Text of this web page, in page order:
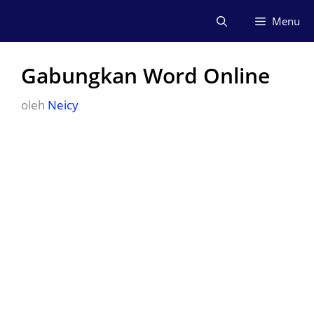
isi
Menu
Gabungkan Word Online
oleh Neicy